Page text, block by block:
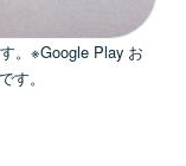
。※Google Play お
す。